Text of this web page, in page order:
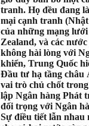
tranh. Họ đều đang
mại cạnh tranh
của những mạng
Zealand, và các
không hài lòng với
khiển, Trung Quốc
Đầu tư hạ tầng châu
vai trò chủ chốt
lập Ngân hàng Phát
đối trọng với Ngân
Sự điều tiết lẫn nhau